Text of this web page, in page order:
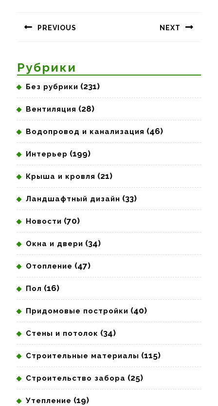
записям
PREVIOUS NEXT
Рубрики
Без рубрики (231)
Вентиляция (28)
Водопровод и канализация (46)
Интерьер (199)
Крыша и кровля (21)
Ландшафтный дизайн (33)
Новости (70)
Окна и двери (34)
Отопление (47)
Пол (16)
Придомовые постройки (40)
Стены и потолок (34)
Строительные материалы (115)
Строительство забора (25)
Утепление (19)